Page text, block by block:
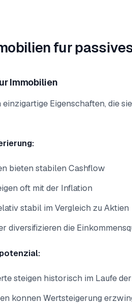
fur
Immobilien
Eigenschaften, die
bieten stabilen Cashflow
oft mit der Inflation
stabil im Vergleich zu Aktien
diversifizieren die
steigen historisch im Laufe
konnen Wertsteigerung